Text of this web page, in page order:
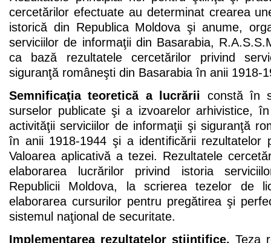
cercetărilor efectuate au determinat crearea
istorică din Republica Moldova şi anume,
serviciilor de informaţii din Basarabia,
ca bază rezultatele cercetărilor privind
siguranţă româneşti din Basarabia în anii 1918-
Semnificaţia teoretică a lucrării constă în
surselor publicate şi a izvoarelor arhivistice,
activităţii serviciilor de informaţii şi siguranţă
în anii 1918-1944 şi a identificării rezultatelor
Valoarea aplicativă a tezei. Rezultatele
elaborarea lucrărilor privind istoria
Republicii Moldova, la scrierea tezelor de
elaborarea cursurilor pentru pregătirea şi
sistemul naţional de securitate.
Implementarea rezultatelor ştiinţifice. Teza